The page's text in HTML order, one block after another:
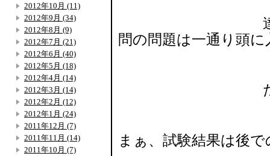
達成度に記
問の問題は一通り頭
た
まぁ、試験結果は後
2012年10月 (11)
2012年9月 (34)
2012年8月 (9)
2012年7月 (21)
2012年6月 (40)
2012年5月 (18)
2012年4月 (14)
2012年3月 (14)
2012年2月 (12)
2012年1月 (24)
2011年12月 (7)
2011年11月 (14)
2011年10月 (7)